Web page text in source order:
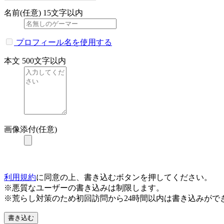
名前(任意) 15文字以内
プロフィール名を使用する
本文 500文字以内
画像添付(任意)
利用規約に同意の上、書き込むボタンを押してください。
※悪質なユーザーの書き込みは制限します。
※荒らし対策のため初回訪問から24時間以内は書き込みがで
書き込む